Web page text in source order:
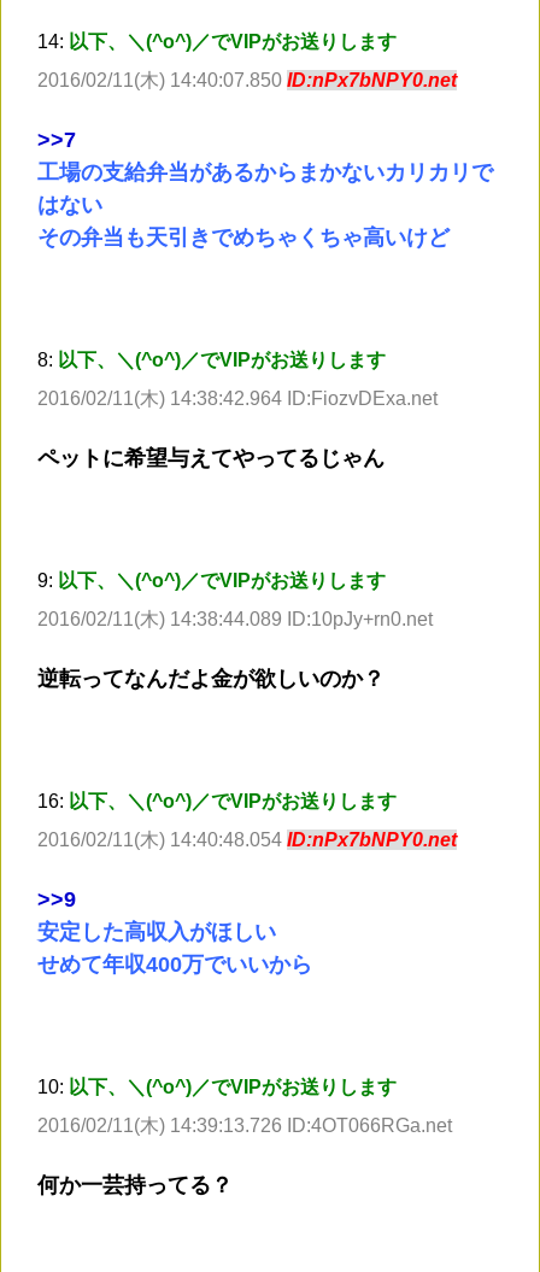
14: 以下、＼(^o^)／でVIPがお送りします
2016/02/11(木) 14:40:07.850 ID:nPx7bNPY0.net
>>7
工場の支給弁当があるからまかないカリカリで
はない
その弁当も天引きでめちゃくちゃ高いけど
8: 以下、＼(^o^)／でVIPがお送りします
2016/02/11(木) 14:38:42.964 ID:FiozvDExa.net
ペットに希望与えてやってるじゃん
9: 以下、＼(^o^)／でVIPがお送りします
2016/02/11(木) 14:38:44.089 ID:10pJy+rn0.net
逆転ってなんだよ金が欲しいのか？
16: 以下、＼(^o^)／でVIPがお送りします
2016/02/11(木) 14:40:48.054 ID:nPx7bNPY0.net
>>9
安定した高収入がほしい
せめて年収400万でいいから
10: 以下、＼(^o^)／でVIPがお送りします
2016/02/11(木) 14:39:13.726 ID:4OT066RGa.net
何か一芸持ってる？